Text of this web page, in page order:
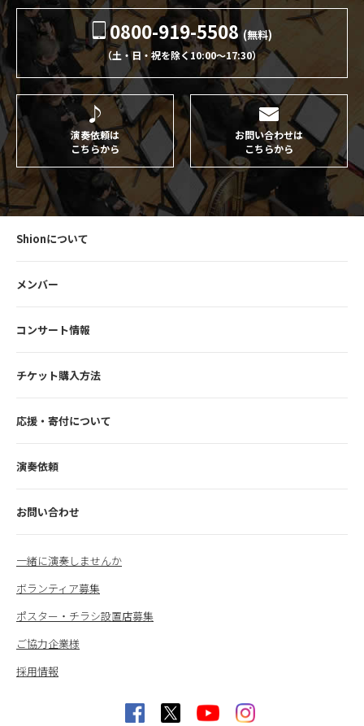
0800-919-5508 (無料)
（土・日・祝を除く10:00〜17:30）
演奏依頼は
こちらから
お問い合わせは
こちらから
Shionについて
メンバー
コンサート情報
チケット購入方法
応援・寄付について
演奏依頼
お問い合わせ
一緒に演奏しませんか
ボランティア募集
ポスター・チラシ設置店募集
ご協力企業様
採用情報